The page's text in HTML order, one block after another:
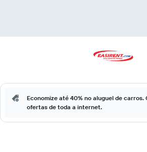
Economize até 40% no aluguel de carros.
ofertas de toda a internet.